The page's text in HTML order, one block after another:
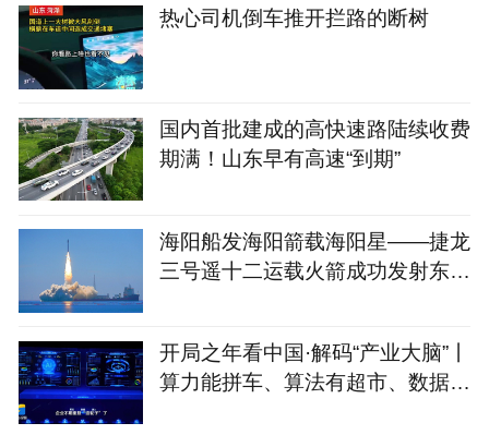
热心司机倒车推开拦路的断树
国内首批建成的高快速路陆续收费
期满！山东早有高速“到期”
海阳船发海阳箭载海阳星——捷龙
三号遥十二运载火箭成功发射东方
开局之年看中国·解码“产业大脑”丨
算力能拼车、算法有超市、数据不